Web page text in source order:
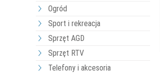
Ogród
Sport i rekreacja
Sprzęt AGD
Sprzęt RTV
Telefony i akcesoria